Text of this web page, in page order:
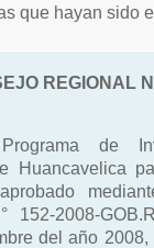
que hayan sido
REGIONAL
de
Huancavelica
152-2008-
del año 2008,